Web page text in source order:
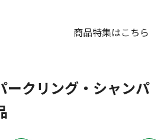
商品特集はこちら
ークリング・シャンパ